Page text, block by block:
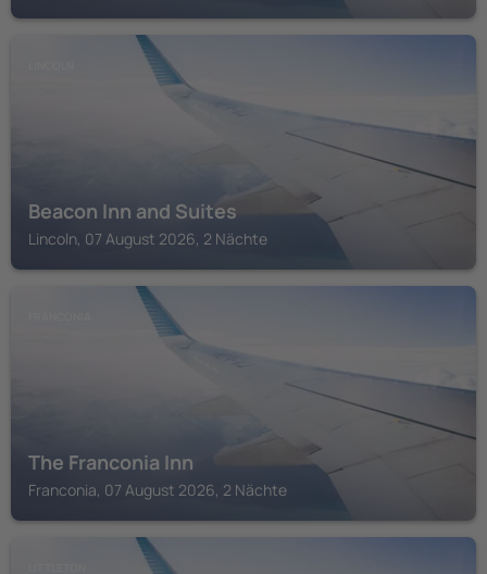
Beacon Inn and Suites
Lincoln, 07 August 2026, 2 Nächte
The Franconia Inn
Franconia, 07 August 2026, 2 Nächte